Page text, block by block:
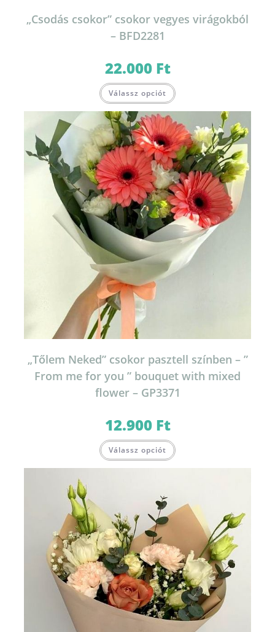
„Csodás csokor” csokor vegyes virágokból
– BFD2281
22.000 Ft
Válassz opciót
„Tőlem Neked” csokor pasztell színben – ”
From me for you ” bouquet with mixed
flower – GP3371
12.900 Ft
Válassz opciót